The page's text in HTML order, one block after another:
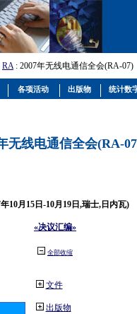
RA: 2007年无线电通信全会(RA-07)
无线电通信全会(RA-
10月15日-10月19日,瑞士,日内瓦)
«决议汇编»
全部收缩
文件
出版物
各项活动 出版物 统计数